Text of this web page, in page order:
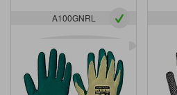
A100GNRL